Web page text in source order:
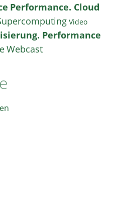
Performance. Cloud
Video
Performance
Webcast